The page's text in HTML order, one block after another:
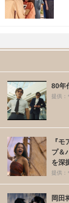
80年
提供：
『
プ＆
を深
提供：
岡田